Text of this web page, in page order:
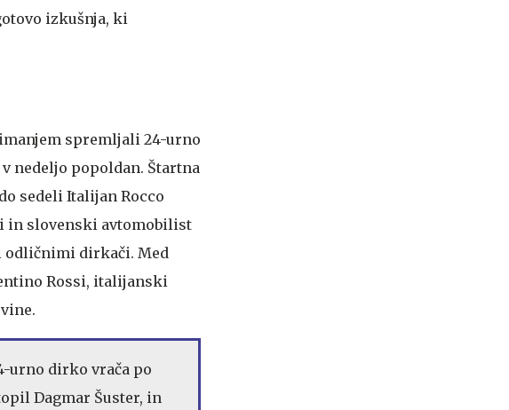
izkušnja, ki
spremljali 24-urno
nedeljo popoldan. Štartna
sedeli Italijan Rocco
in slovenski avtomobilist
odličnimi dirkači. Med
Rossi, italijanski
urno dirko vrača po
Dagmar Šuster, in